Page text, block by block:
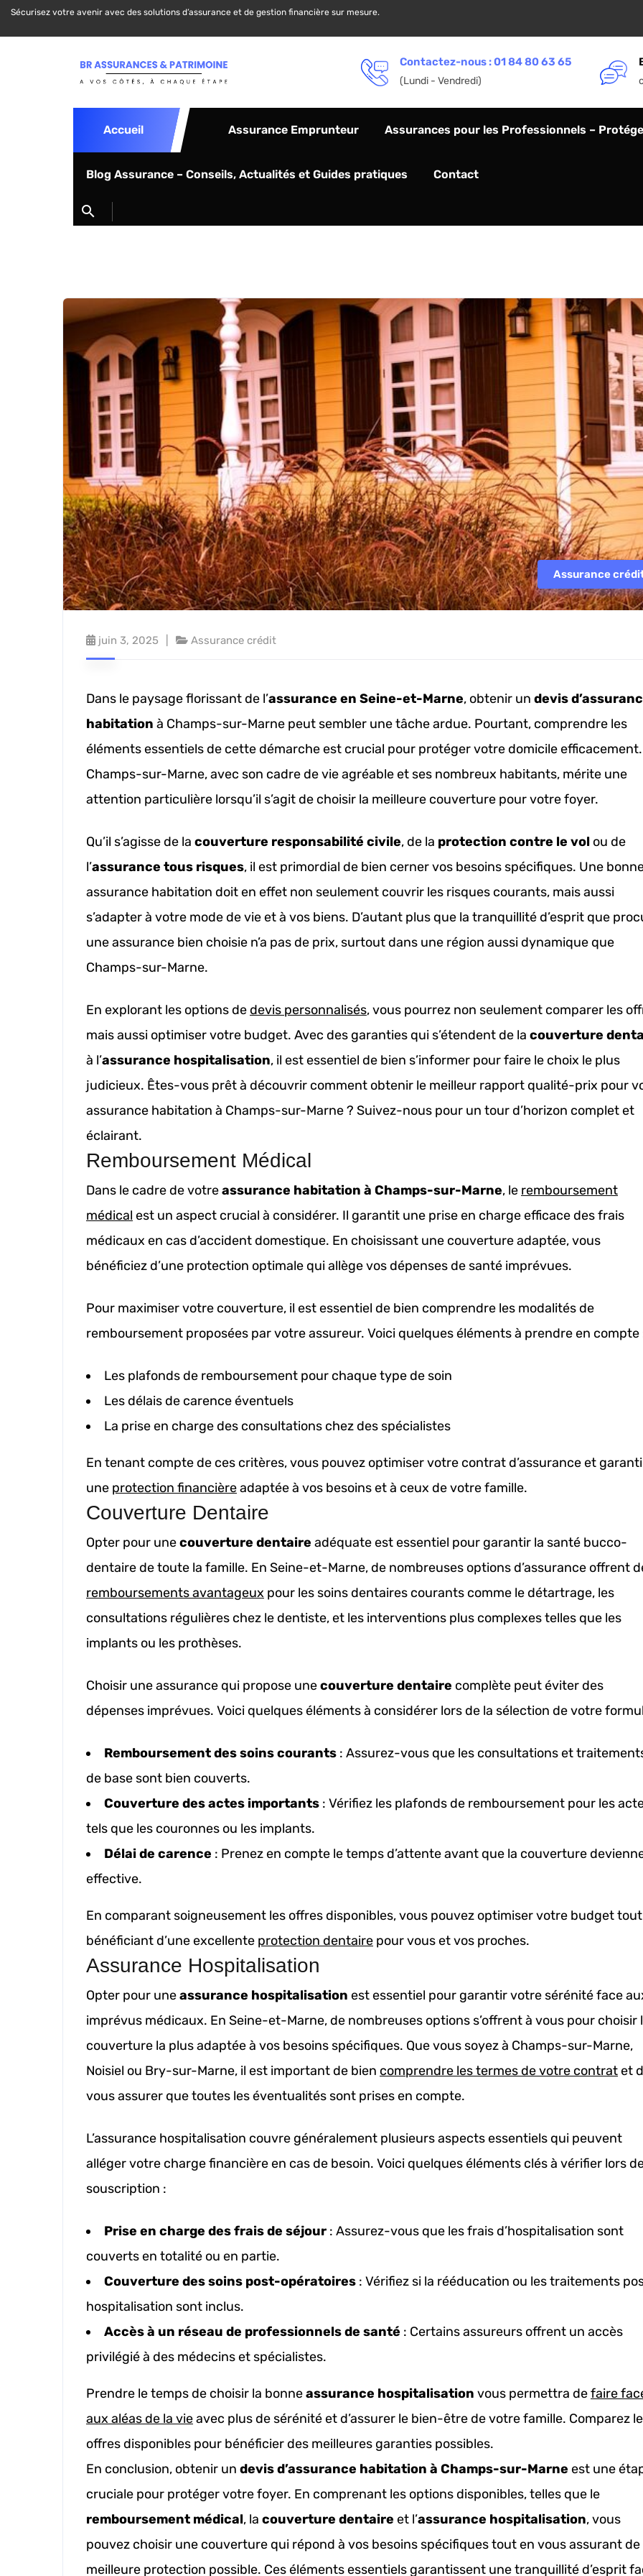
Sécurisez votre avenir avec des solutions d’assurance et de gestion financière sur mesure.
Contactez-nous : 01 84 80 63 65
(Lundi - Vendredi)
Accueil Assurance Emprunteur Assurances pour les Professionnels –
Blog Assurance – Conseils, Actualités et Guides pratiques Contact
Assurance
juin 3, 2025 Assurance crédit
Dans le paysage florissant de l’assurance en Seine-et-Marne, obtenir un devis
habitation à Champs-sur-Marne peut sembler une tâche ardue. Pourtant, comprendre les
éléments essentiels de cette démarche est crucial pour protéger votre domicile efficacement.
Champs-sur-Marne, avec son cadre de vie agréable et ses nombreux habitants, mérite une
attention particulière lorsqu’il s’agit de choisir la meilleure couverture pour votre foyer.
Qu’il s’agisse de la couverture responsabilité civile, de la protection contre le vol ou de
l’assurance tous risques, il est primordial de bien cerner vos besoins spécifiques. Une
assurance habitation doit en effet non seulement couvrir les risques courants, mais aussi
s’adapter à votre mode de vie et à vos biens. D’autant plus que la tranquillité d’esprit que
une assurance bien choisie n’a pas de prix, surtout dans une région aussi dynamique que
Champs-sur-Marne.
En explorant les options dedevis personnalisés, vous pourrez non seulement comparer les
mais aussi optimiser votre budget. Avec des garanties qui s’étendent de la couverture
à l’assurance hospitalisation, il est essentiel de bien s’informer pour faire le choix le plus
judicieux. Êtes-vous prêt à découvrir comment obtenir le meilleur rapport qualité-prix pour
assurance habitation à Champs-sur-Marne ? Suivez-nous pour un tour d’horizon complet et
éclairant.
Remboursement Médical
Dans le cadre de votreassurance habitation à Champs-sur-Marne, le remboursement
médical est un aspect crucial à considérer. Il garantit une prise en charge efficace des frais
médicaux en cas d’accident domestique. En choisissant une couverture adaptée, vous
bénéficiez d’une protection optimale qui allège vos dépenses de santé imprévues.
Pour maximiser votre couverture, il est essentiel de bien comprendre les modalités de
remboursement proposées par votre assureur. Voici quelques éléments à prendre en compte
Les plafonds de remboursement pour chaque type de soin
Les délais de carence éventuels
La prise en charge des consultations chez des spécialistes
En tenant compte de ces critères, vous pouvez optimiser votre contrat d’assurance et
une protection financièreadaptée à vos besoins et à ceux de votre famille.
Couverture Dentaire
Opter pour unecouverture dentaire adéquate est essentiel pour garantir la santé bucco-
dentaire de toute la famille. En Seine-et-Marne, de nombreuses options d’assurance offrent
remboursements avantageux pour les soins dentaires courants comme le détartrage, les
consultations régulières chez le dentiste, et les interventions plus complexes telles que les
implants ou les prothèses.
Choisir une assurance qui propose unecouverture dentaire complète peut éviter des
dépenses imprévues. Voici quelques éléments à considérer lors de la sélection de votre
Remboursement des soins courants : Assurez-vous que les consultations et
de base sont bien couverts.
Couverture des actes importants : Vérifiez les plafonds de remboursement pour les
tels que les couronnes ou les implants.
Délai de carence : Prenez en compte le temps d’attente avant que la couverture
effective.
En comparant soigneusement les offres disponibles, vous pouvez optimiser votre budget
bénéficiant d’une excellente protection dentaire pour vous et vos proches.
Assurance Hospitalisation
Opter pour uneassurance hospitalisation est essentiel pour garantir votre sérénité face
imprévus médicaux. En Seine-et-Marne, de nombreuses options s’offrent à vous pour choisir
couverture la plus adaptée à vos besoins spécifiques. Que vous soyez à Champs-sur-Marne,
Noisiel ou Bry-sur-Marne, il est important de bien comprendre les termes de votre contratet
vous assurer que toutes les éventualités sont prises en compte.
L’assurance hospitalisation couvre généralement plusieurs aspects essentiels qui peuvent
alléger votre charge financière en cas de besoin. Voici quelques éléments clés à vérifier lors
souscription :
Prise en charge des frais de séjour : Assurez-vous que les frais d’hospitalisation sont
couverts en totalité ou en partie.
Couverture des soins post-opératoires : Vérifiez si la rééducation ou les traitements
hospitalisation sont inclus.
Accès à un réseau de professionnels de santé : Certains assureurs offrent un accès
privilégié à des médecins et spécialistes.
Prendre le temps de choisir la bonneassurance hospitalisation vous permettra defaire
aux aléas de la vieavec plus de sérénité et d’assurer le bien-être de votre famille. Comparez
offres disponibles pour bénéficier des meilleures garanties possibles.
En conclusion, obtenir un devis d’assurance habitation à Champs-sur-Marne est une
cruciale pour protéger votre foyer. En comprenant les options disponibles, telles que le
remboursement médical, la couverture dentaire et l’assurance hospitalisation, vous
pouvez choisir une couverture qui répond à vos besoins spécifiques tout en vous assurant de
meilleure protection possible. Ces éléments essentiels garantissent une tranquillité d’esprit